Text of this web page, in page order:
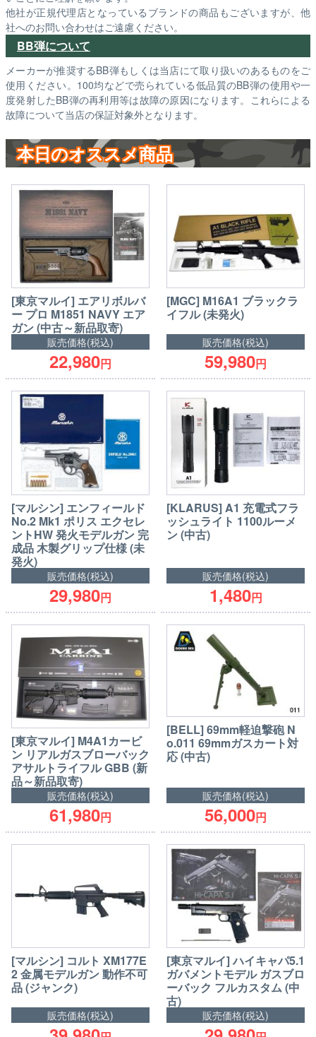
他社が正規代理店となっているブランドの商品もございますが、他
社へのお問い合わせはご遠慮ください。
BB弾について
メーカーが推奨するBB弾もしくは当店にて取り扱いのあるものをご
使用ください。100均などで売られている低品質のBB弾の使用や一
度発射したBB弾の再利用等は故障の原因になります。これらによる
故障について当店の保証対象外となります。
本日のオススメ商品
[東京マルイ] エアリボルバ
ー プロ M1851 NAVY エア
ガン (中古～新品取寄)
販売価格(税込)
22,980円
[MGC] M16A1 ブラックラ
イフル (未発火)
販売価格(税込)
59,980円
[マルシン] エンフィールド
No.2 Mk1 ポリス エクセレ
ントHW 発火モデルガン 完
成品 木製グリップ仕様 (未
発火)
販売価格(税込)
29,980円
[KLARUS] A1 充電式フラ
ッシュライト 1100ルーメ
ン (中古)
販売価格(税込)
1,480円
[東京マルイ] M4A1カービ
ン リアルガスブローバック
アサルトライフル GBB (新
品～新品取寄)
販売価格(税込)
61,980円
[BELL] 69mm軽迫撃砲 N
o.011 69mmガスカート対
応 (中古)
販売価格(税込)
56,000円
[マルシン] コルト XM177E
2 金属モデルガン 動作不可
品 (ジャンク)
販売価格(税込)
[東京マルイ] ハイキャパ5.1
ガバメントモデル ガスブロ
ーバック フルカスタム (中
古)
販売価格(税込)